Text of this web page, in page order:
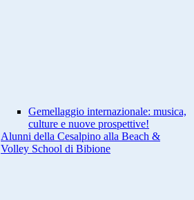
Gemellaggio internazionale: musica,
culture e nuove prospettive!
Alunni della Cesalpino alla Beach &
Volley School di Bibione